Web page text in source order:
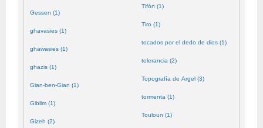
Gessen (1)
ghavasies (1)
ghawasies (1)
ghazis (1)
Gian-ben-Gian (1)
Giblim (1)
Gizeh (2)
Tifón (1)
Tiro (1)
tocados por el dedo de dios (1)
tolerancia (2)
Topografía de Argel (3)
tormenta (1)
Touloun (1)